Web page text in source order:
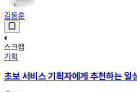
김동훈
스크랩
기획
초보 서비스 기획자에게 추천하는 일